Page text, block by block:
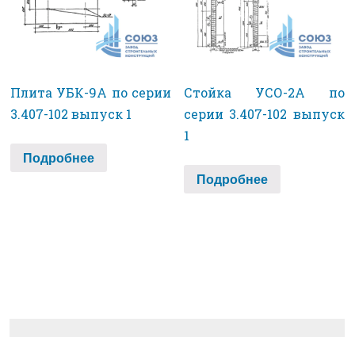
Плита УБК-9А по серии
3.407-102 выпуск 1
Подробнее
Стойка УСО-2А по
серии 3.407-102 выпуск
1
Подробнее